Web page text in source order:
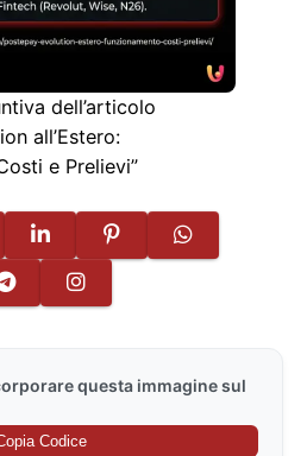
dell’articolo
all’Estero:
e Prelievi”
questa immagine sul
Codice